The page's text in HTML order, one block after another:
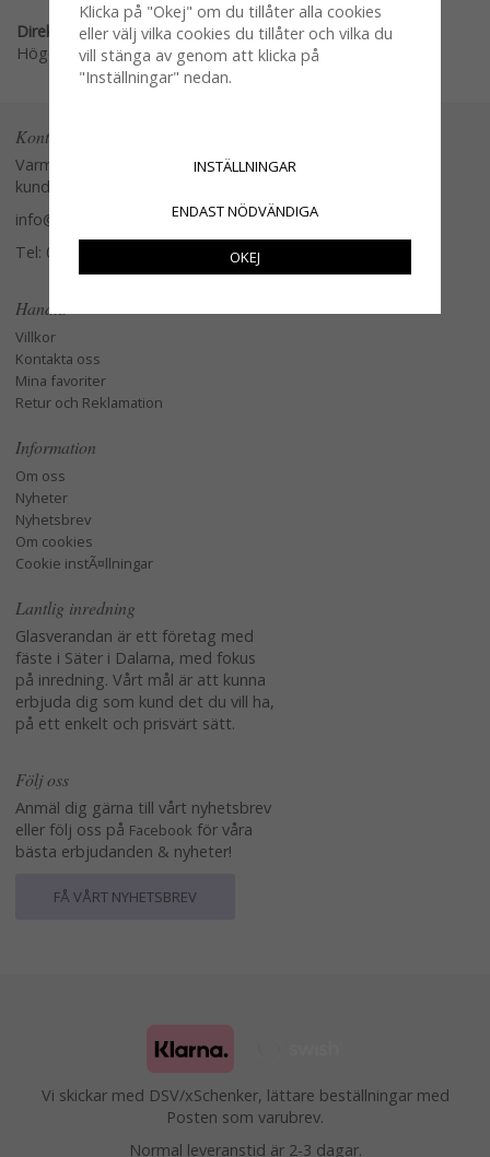
Direktlänk:
Högerklicka och kopiera adressen
Kontakta oss
Varmt välkommen att kontakta vår
kundtjänst.
info@glasverandan.se
Tel: 079-3495968
Handla
Villkor
Kontakta oss
Mina favoriter
Retur och Reklamation
Information
Om oss
Nyheter
Nyhetsbrev
Om cookies
Cookie instÃ¤llningar
Lantlig inredning
Glasverandan är ett företag med
fäste i Säter i Dalarna, med fokus
på inredning. Vårt mål är att kunna
erbjuda dig som kund det du vill ha,
på ett enkelt och prisvärt sätt.
Följ oss
Anmäl dig gärna till vårt nyhetsbrev
eller följ oss på Facebook för våra
bästa erbjudanden & nyheter!
FÅ VÅRT NYHETSBREV
Vi skickar med DSV/xSchenker, lättare beställningar med
Posten som varubrev.
Normal leveranstid är 2-3 dagar.
Klicka på "Okej" om du tillåter alla cookies
eller välj vilka cookies du tillåter och vilka du
vill stänga av genom att klicka på
"Inställningar" nedan.
INSTÄLLNINGAR
ENDAST NÖDVÄNDIGA
OKEJ